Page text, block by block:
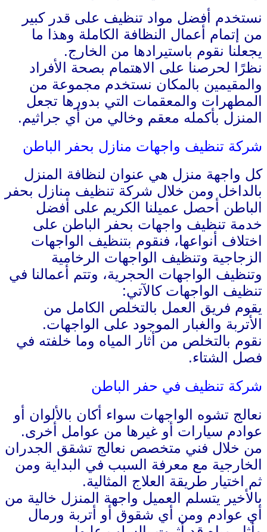
نستخدم أفضل مواد تنظيف على قدر كبير
من إتمام أعمال النظافة الكاملة وهذا ما
يجعلنا نقوم باستيرادها من الخارج.
نظرًا لحرصنا على الاهتمام بصحة الأفراد
والمقيمين بالمكان نستخدم مجموعة من
المطهرات والمعقمات التي بدورها تجعل
المنزل بأكمله معقم وخالي من أي جراثيم.
شركة تنظيف واجهات منازل بحفر الباطن
كل واجهة منزل هي عنوان لنظافة المنزل
بالداخل ومن خلال شركة تنظيف منازل بحفر
الباطن أحصل عميلنا الكريم على أفضل
خدمة تنظيف واجهات بحفر الباطن على
اختلاف أنواعها، فنقوم بتنظيف الواجهات
الزجاجية وتنظيف الواجهات الرخامية
وتنظيف الواجهات الحجرية، وتتم أعمالنا في
تنظيف الواجهات كالآتي:
يقوم فريق العمل بالتخلص الكامل من
الأتربة والغبار الموجود على الواجهات.
نقوم بالتخلص من أثار المياه وما خلفته في
فصل الشتاء.
شركة تنظيف في حفر الباطن
نعالج تشوه الواجهات سواء أكان بالألوان أو
عوادم سيارات أو غيرها من عوامل أخرى.
من خلال فني متخصص نعالج تشقق الجدران
الخارجية مع معرفة السبب في البداية ومن
ثم اختيار طريقة العلاج المثالية.
بالأخير يتسلم العميل واجهة المنزل خالية من
أي عوادم ومن أي شقوق أو أتربة ورمال